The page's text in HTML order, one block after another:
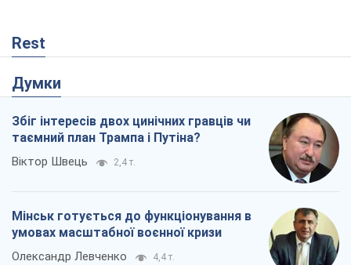
Rest
Думки
Збіг інтересів двох цинічних гравців чи
таємний план Трампа і Путіна?
Віктор Швець 2,4 т.
Мінськ готується до функціонування в
умовах масштабної воєнної кризи
Олександр Левченко 4,4 т.